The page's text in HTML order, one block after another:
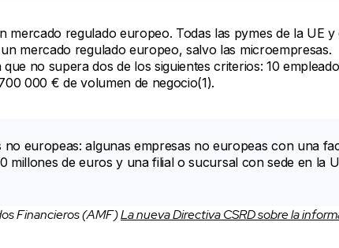
mercado regulado europeo. Todas las pymes de la UE
mercado regulado europeo, salvo las microempresas.
no supera dos de los siguientes criterios: 10
000 € de volumen de negocio(1).
no europeas: algunas empresas no europeas con una
millones de euros y una filial o sucursal con sede en la
Financieros (AMF)La nueva Directiva CSRD sobre la